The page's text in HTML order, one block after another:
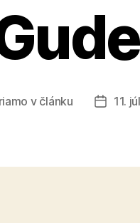
v článku
Dátum
11.